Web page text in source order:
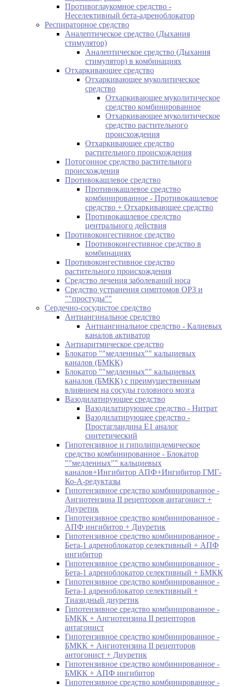
Противоглаукомное средство -
Неселективный бета-адреноблокатор
Респираторное средство
Аналептическое средство (Дыхания
стимулятор)
Аналептическое средство (Дыхания
стимулятор) в комбинациях
Отхаркивающее средство
Отхаркивающее муколитическое
средство
Отхаркивающее муколитическое
средство комбинированное
Отхаркивающее муколитическое
средство растительного
происхождения
Отхаркивающее средство
растительного происхождения
Потогонное средство растительного
происхождения
Противокашлевое средство
Противокашлевое средство
комбинированное - Противокашлевое
средство + Отхаркивающее средство
Противокашлевое средство
центрального действия
Противоконгестивное средство
Противоконгестивное средство в
комбинациях
Противоконгестивное средство
растительного происхождения
Средство лечения заболеваний носа
Средство устранения симптомов ОРЗ и
""простуды""
Сердечно-сосудистое средство
Антиангинальное средство
Антиангинальное средство - Калиевых
каналов активатор
Антиаритмическое средство
Блокатор ""медленных"" кальциевых
каналов (БМКК)
Блокатор ""медленных"" кальциевых
каналов (БМКК) с преимущественным
влиянием на сосуды головного мозга
Вазодилатирующее средство
Вазодилатирующее средство - Нитрат
Вазодилатирующее средство -
Простагландина Е1 аналог
синтетический
Гипотензивное и гиполипидемическое
средство комбинированное - Блокатор
""медленных"" кальциевых
каналов+Ингибитор АПФ+Ингибитор ГМГ-
Ко-А-редуктазы
Гипотензивное средство комбинированное -
Ангиотензина II рецепторов антагонист +
Диуретик
Гипотензивное средство комбинированное -
АПФ ингибитор + Диуретик
Гипотензивное средство комбинированное -
Бета-1 адреноблокатор селективный + АПФ
ингибитор
Гипотензивное средство комбинированное -
Бета-1 адреноблокатор селективный + БМКК
Гипотензивное средство комбинированное -
Бета-1 адреноблокатор селективный +
Тиазидный диуретик
Гипотензивное средство комбинированное -
БМКК + Ангиотензина II рецепторов
антагонист
Гипотензивное средство комбинированное -
БМКК + Ангиотензина II рецепторов
антогонист + Диуретик
Гипотензивное средство комбинированное -
БМКК + АПФ ингибитор
Гипотензивное средство комбинированное -